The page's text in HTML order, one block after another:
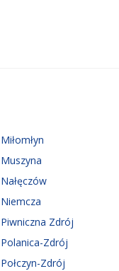
Miłomłyn
Muszyna
Nałęczów
Niemcza
Piwniczna Zdrój
Polanica-Zdrój
Połczyn-Zdrój